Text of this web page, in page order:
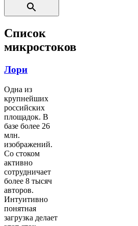
Список
микростоков
Лори
Одна из
крупнейших
российских
площадок. В
базе более 26
млн.
изображений.
Со стоком
активно
сотрудничает
более 8 тысяч
авторов.
Интуитивно
понятная
загрузка делает